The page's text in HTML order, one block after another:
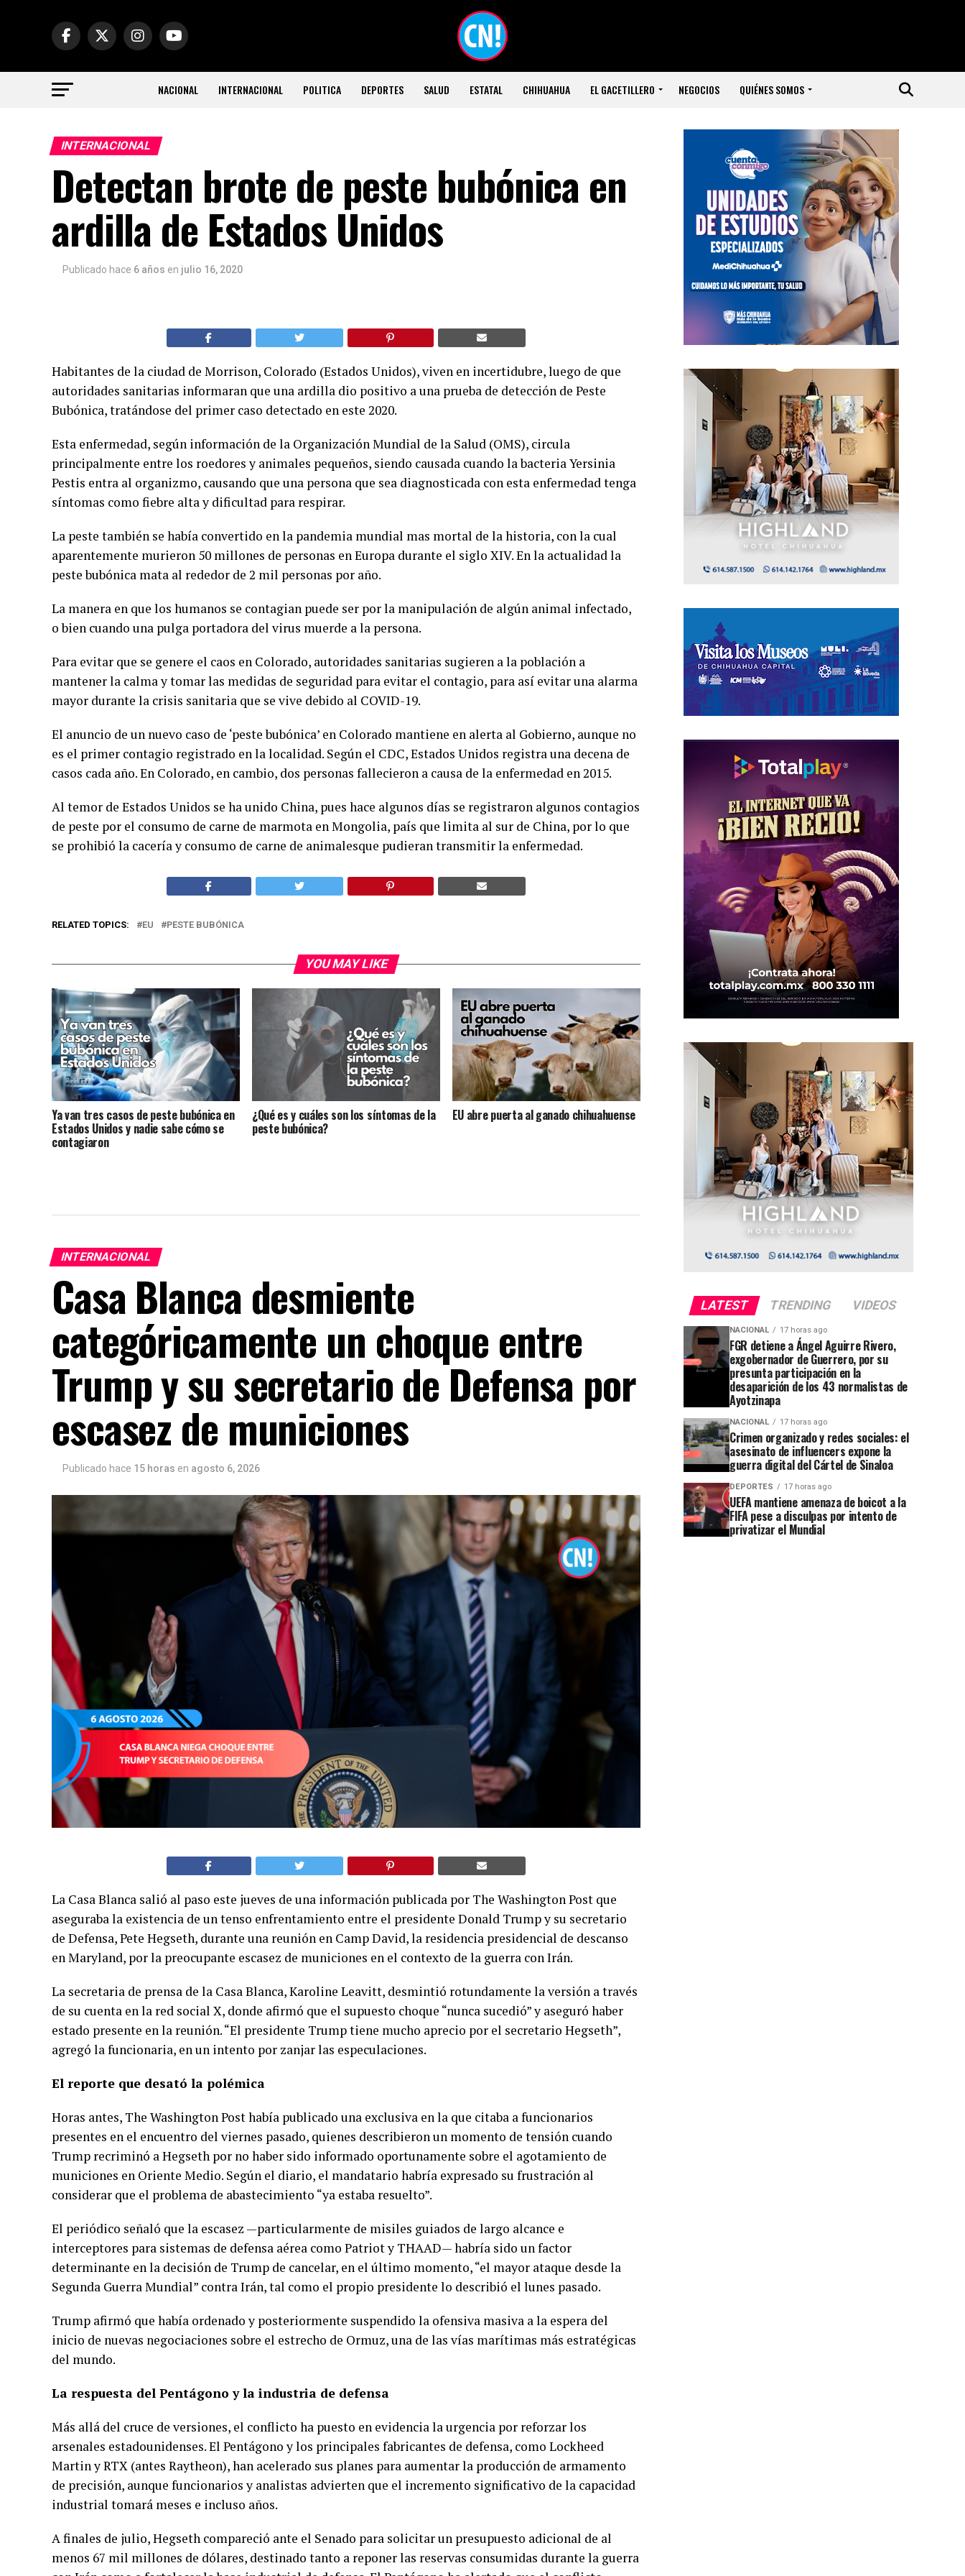
NACIONAL INTERNACIONAL POLITICA DEPORTES SALUD ESTATAL CHIHUAHUA EL GACETILLERO NEGOCIOS QUIÉNES SOMOS
INTERNACIONAL
Detectan brote de peste bubónica en
ardilla de Estados Unidos
Publicado hace 6 años en julio 16, 2020
Habitantes de la ciudad de Morrison, Colorado (Estados Unidos), viven en incertidubre, luego de que
autoridades sanitarias informaran que una ardilla dio positivo a una prueba de detección de Peste
Bubónica, tratándose del primer caso detectado en este 2020.
Esta enfermedad, según información de la Organización Mundial de la Salud (OMS), circula
principalmente entre los roedores y animales pequeños, siendo causada cuando la bacteria Yersinia
Pestis entra al organizmo, causando que una persona que sea diagnosticada con esta enfermedad tenga
síntomas como fiebre alta y dificultad para respirar.
La peste también se había convertido en la pandemia mundial mas mortal de la historia, con la cual
aparentemente murieron 50 millones de personas en Europa durante el siglo XIV. En la actualidad la
peste bubónica mata al rededor de 2 mil personas por año.
La manera en que los humanos se contagian puede ser por la manipulación de algún animal infectado,
o bien cuando una pulga portadora del virus muerde a la persona.
Para evitar que se genere el caos en Colorado, autoridades sanitarias sugieren a la población a
mantener la calma y tomar las medidas de seguridad para evitar el contagio, para así evitar una alarma
mayor durante la crisis sanitaria que se vive debido al COVID-19.
El anuncio de un nuevo caso de ‘peste bubónica’ en Colorado mantiene en alerta al Gobierno, aunque no
es el primer contagio registrado en la localidad. Según el CDC, Estados Unidos registra una decena de
casos cada año. En Colorado, en cambio, dos personas fallecieron a causa de la enfermedad en 2015.
Al temor de Estados Unidos se ha unido China, pues hace algunos días se registraron algunos contagios
de peste por el consumo de carne de marmota en Mongolia, país que limita al sur de China, por lo que
se prohibió la cacería y consumo de carne de animalesque pudieran transmitir la enfermedad.
RELATED TOPICS: EU PESTE BUBÓNICA
YOU MAY LIKE
Ya van tres casos de peste bubónica en
Estados Unidos y nadie sabe cómo se
contagiaron
¿Qué es y cuáles son los síntomas de la
peste bubónica?
EU abre puerta al ganado chihuahuense
INTERNACIONAL
Casa Blanca desmiente
categóricamente un choque entre
Trump y su secretario de Defensa por
escasez de municiones
Publicado hace 15 horas en agosto 6, 2026
La Casa Blanca salió al paso este jueves de una información publicada por The Washington Post que
aseguraba la existencia de un tenso enfrentamiento entre el presidente Donald Trump y su secretario
de Defensa, Pete Hegseth, durante una reunión en Camp David, la residencia presidencial de descanso
en Maryland, por la preocupante escasez de municiones en el contexto de la guerra con Irán.
La secretaria de prensa de la Casa Blanca, Karoline Leavitt, desmintió rotundamente la versión a través
de su cuenta en la red social X, donde afirmó que el supuesto choque “nunca sucedió” y aseguró haber
estado presente en la reunión. “El presidente Trump tiene mucho aprecio por el secretario Hegseth”,
agregó la funcionaria, en un intento por zanjar las especulaciones.
El reporte que desató la polémica
Horas antes, The Washington Post había publicado una exclusiva en la que citaba a funcionarios
presentes en el encuentro del viernes pasado, quienes describieron un momento de tensión cuando
Trump recriminó a Hegseth por no haber sido informado oportunamente sobre el agotamiento de
municiones en Oriente Medio. Según el diario, el mandatario habría expresado su frustración al
considerar que el problema de abastecimiento “ya estaba resuelto”.
El periódico señaló que la escasez —particularmente de misiles guiados de largo alcance e
interceptores para sistemas de defensa aérea como Patriot y THAAD— habría sido un factor
determinante en la decisión de Trump de cancelar, en el último momento, “el mayor ataque desde la
Segunda Guerra Mundial” contra Irán, tal como el propio presidente lo describió el lunes pasado.
Trump afirmó que había ordenado y posteriormente suspendido la ofensiva masiva a la espera del
inicio de nuevas negociaciones sobre el estrecho de Ormuz, una de las vías marítimas más estratégicas
del mundo.
La respuesta del Pentágono y la industria de defensa
Más allá del cruce de versiones, el conflicto ha puesto en evidencia la urgencia por reforzar los
arsenales estadounidenses. El Pentágono y los principales fabricantes de defensa, como Lockheed
Martin y RTX (antes Raytheon), han acelerado sus planes para aumentar la producción de armamento
de precisión, aunque funcionarios y analistas advierten que el incremento significativo de la capacidad
industrial tomará meses e incluso años.
A finales de julio, Hegseth compareció ante el Senado para solicitar un presupuesto adicional de al
menos 67 mil millones de dólares, destinado tanto a reponer las reservas consumidas durante la guerra
LATEST TRENDING VIDEOS
NACIONAL 17 horas ago
FGR detiene a Ángel Aguirre Rivero,
exgobernador de Guerrero, por su
presunta participación en la
desaparición de los 43 normalistas de
Ayotzinapa
NACIONAL 17 horas ago
Crimen organizado y redes sociales: el
asesinato de influencers expone la
guerra digital del Cártel de Sinaloa
DEPORTES 17 horas ago
UEFA mantiene amenaza de boicot a la
FIFA pese a disculpas por intento de
privatizar el Mundial